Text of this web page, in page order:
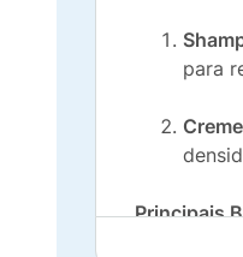
para
Principais